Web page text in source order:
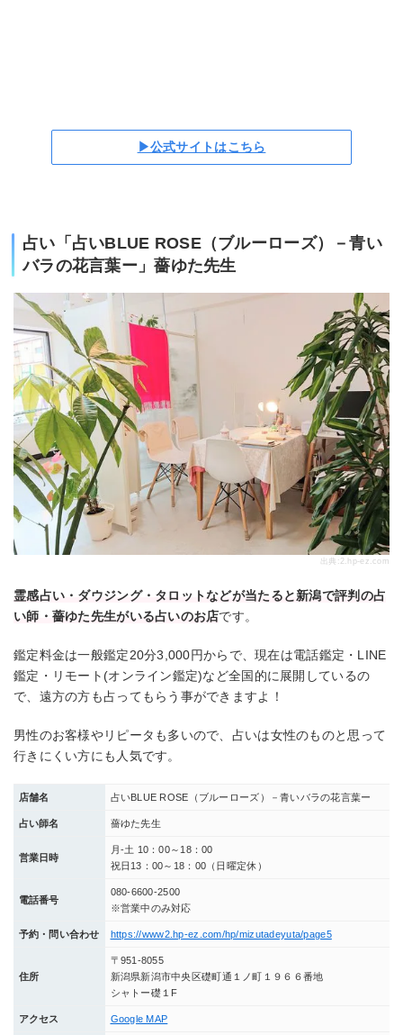
▶公式サイトはこちら
占い「占いBLUE ROSE（ブルーローズ）－青い
バラの花言葉ー」薔ゆた先生
出典: 2.hp-ez.com
霊感占い・ダウジング・タロットなどが当たると新潟で評判の占
い師・薔ゆた先生がいる占いのお店です。
鑑定料金は一般鑑定20分3,000円からで、現在は電話鑑定・LINE
鑑定・リモート(オンライン鑑定)など全国的に展開しているの
で、遠方の方も占ってもらう事ができますよ！
男性のお客様やリピータも多いので、占いは女性のものと思って
行きにくい方にも人気です。
店舗名 占いBLUE ROSE（ブルーローズ）－青いバラの花言葉ー
占い師名 薔ゆた先生
営業日時
月-土 10：00～18：00
祝日13：00～18：00（日曜定休）
電話番号
080-6600-2500
※営業中のみ対応
予約・問い合わせ https://www2.hp-ez.com/hp/mizutadeyuta/page5
住所
〒951-8055
新潟県新潟市中央区礎町通１ノ町１９６６番地
シャトー礎１F
アクセス Google MAP